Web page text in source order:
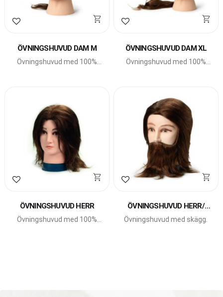
Lägg till i favoriter
ÖVNINGSHUVUD DAM M
Övningshuvud med 100%
Lägg till i favoriter
ÖVNINGSHUVUD DAM XL
Övningshuvud med 100%
Lägg till i favoriter
ÖVNINGSHUVUD HERR
Övningshuvud med 100%
Lägg till i favoriter
ÖVNINGSHUVUD HERR/
SKÄGG
Övningshuvud med skägg.